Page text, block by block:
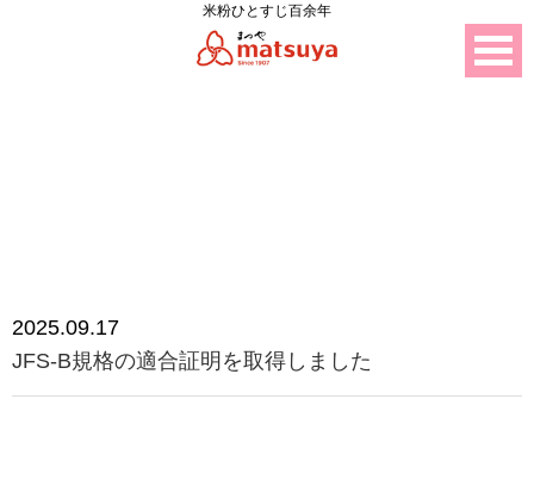
米粉ひとすじ百余年
2025.09.17
JFS-B規格の適合証明を取得しました